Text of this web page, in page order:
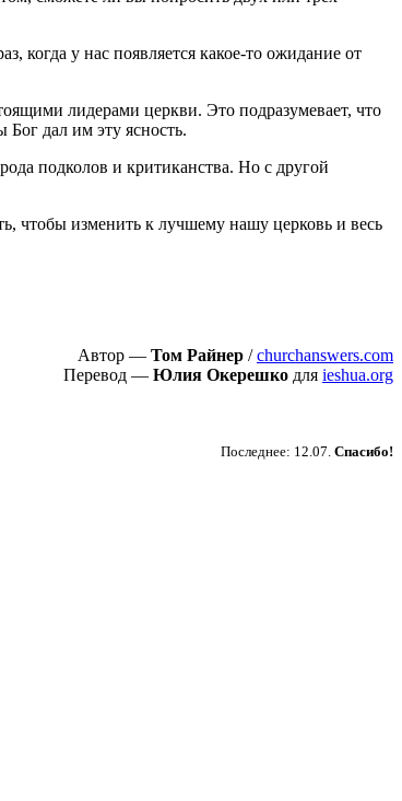
у нас появляется какое-то ожидание от
лидерами церкви. Это подразумевает, что
дал им эту ясность.
подколов и критиканства. Но с другой
чтобы изменить к лучшему нашу церковь и весь
Автор — Том Райнер /churchanswers.com
Перевод — Юлия Окерешко для ieshua.org
Последнее: 12.07. Спасибо!